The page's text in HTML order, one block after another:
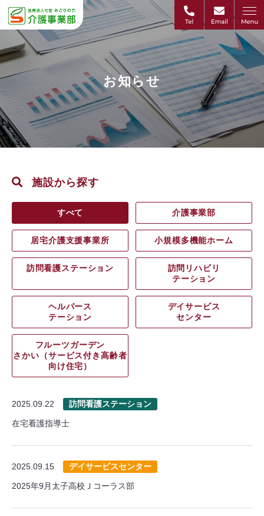
お知らせ
施設から探す
すべて 介護事業部
居宅介護支援事業所 小規模多機能ホーム
訪問看護ステーション
訪問リハビリ
テーション
ヘルパース
テーション
デイサービス
センター
フルーツガーデン
さかい（サービス付き高齢者
向け住宅）
2025.09.22 訪問看護ステーション
在宅看護指導士
2025.09.15 デイサービスセンター
2025年9月太子高校Ｊコーラス部